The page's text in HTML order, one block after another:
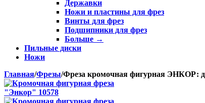
Державки
Ножи и пластины для фрез
Винты для фрез
Подшипники для фрез
Больше →
Пильные диски
Ножи
Главная/Фрезы/Фреза кромочная фигурная ЭНКОР: